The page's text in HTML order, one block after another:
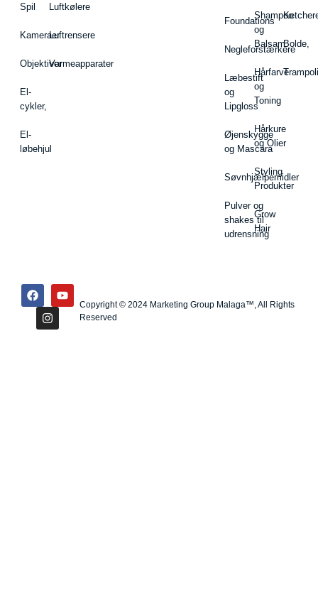
Spil
Kameraer
Objektiver
El-
cykler,
El-
løbehjul
Luftkølere
Luftrensere
Varmeapparater
Foundations
Negleforstærkere
Læbestift
og
Lipgloss
Øjenskygge
og Mascara
Søvnhjælpemidler
Pulver og
shakes til
udrensning
Shampoo
og
Balsam
Hårfarve
og
Toning
Hårkure
og Olier
Styling
Produkter
Grow
Hair
Bolde,
Copyright © 2024 Marketing Group Malaga™, All Rights
Reserved